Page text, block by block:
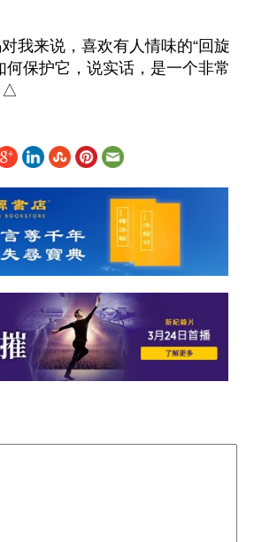
我来说，喜欢有人情味的“回旋
何保护它，说实话，是一个非常